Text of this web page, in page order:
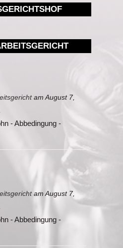
am August 7,
- Abbedingung -
am August 7,
- Abbedingung -